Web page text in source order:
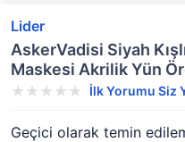
Lider
AskerVadisi Siyah
Maskesi Akrilik Yün
İlk Yorumu Siz
Geçici olarak temin